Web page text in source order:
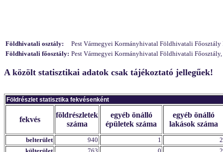
Földhivatali osztály:
Pest Vármegyei Kormányhivatal Földhivatali
Földhivatali főosztály: Pest Vármegyei Kormányhivatal Földhivatali
A közölt statisztikai adatok csak tájékoztató jellegűek!
Földrészlet statisztika fekvésenként
fekvés
földrészletek
száma
egyéb önálló
épületek száma
egyéb önálló
lakások száma
belterület 940 1
2